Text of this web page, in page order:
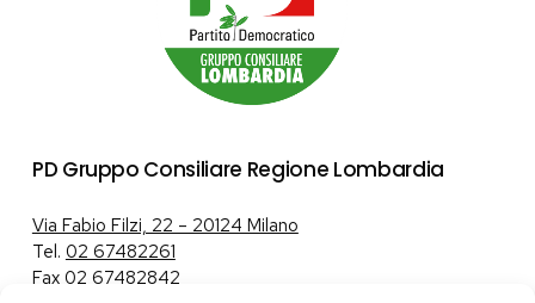
PD Gruppo Consiliare Regione Lombardia
Via Fabio Filzi, 22 – 20124 Milano
Tel. 02 67482261
Fax 02 67482842